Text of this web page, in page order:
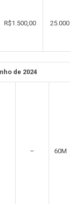
R$1.500,00 25.000
de 2024
– 60M